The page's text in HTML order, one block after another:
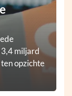
miljard
opzichte